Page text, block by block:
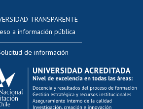
Evaluación docente
Calificación académica
Postulación al AUCAI
Funcionarias/os
TRANSPARENTE
a información pública
de información